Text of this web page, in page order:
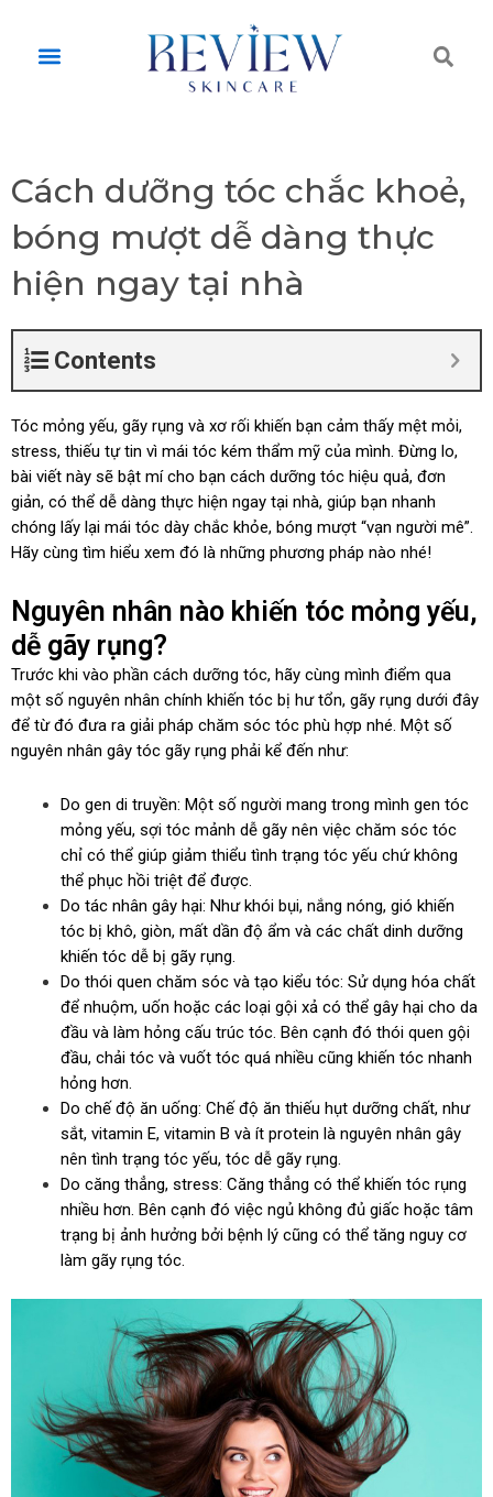
contentMenu
Cách dưỡng tóc chắc khoẻ,
bóng mượt dễ dàng thực
hiện ngay tại nhà
Contents
Tóc mỏng yếu, gãy rụng và xơ rối khiến bạn cảm thấy mệt mỏi,
stress, thiếu tự tin vì mái tóc kém thẩm mỹ của mình. Đừng lo,
bài viết này sẽ bật mí cho bạn cách dưỡng tóc hiệu quả, đơn
giản, có thể dễ dàng thực hiện ngay tại nhà, giúp bạn nhanh
chóng lấy lại mái tóc dày chắc khỏe, bóng mượt “vạn người mê”.
Hãy cùng tìm hiểu xem đó là những phương pháp nào nhé!
Nguyên nhân nào khiến tóc mỏng yếu,
dễ gãy rụng?
Trước khi vào phần cách dưỡng tóc, hãy cùng mình điểm qua
một số nguyên nhân chính khiến tóc bị hư tổn, gãy rụng dưới đây
để từ đó đưa ra giải pháp chăm sóc tóc phù hợp nhé. Một số
nguyên nhân gây tóc gãy rụng phải kể đến như:
Do gen di truyền: Một số người mang trong mình gen tóc
mỏng yếu, sợi tóc mảnh dễ gãy nên việc chăm sóc tóc
chỉ có thể giúp giảm thiểu tình trạng tóc yếu chứ không
thể phục hồi triệt để được.
Do tác nhân gây hại: Như khói bụi, nắng nóng, gió khiến
tóc bị khô, giòn, mất dần độ ẩm và các chất dinh dưỡng
khiến tóc dễ bị gãy rụng.
Do thói quen chăm sóc và tạo kiểu tóc: Sử dụng hóa chất
để nhuộm, uốn hoặc các loại gội xả có thể gây hại cho da
đầu và làm hỏng cấu trúc tóc. Bên cạnh đó thói quen gội
đầu, chải tóc và vuốt tóc quá nhiều cũng khiến tóc nhanh
hỏng hơn.
Do chế độ ăn uống: Chế độ ăn thiếu hụt dưỡng chất, như
sắt, vitamin E, vitamin B và ít protein là nguyên nhân gây
nên tình trạng tóc yếu, tóc dễ gãy rụng.
Do căng thẳng, stress: Căng thẳng có thể khiến tóc rụng
nhiều hơn. Bên cạnh đó việc ngủ không đủ giấc hoặc tâm
trạng bị ảnh hưởng bởi bệnh lý cũng có thể tăng nguy cơ
làm gãy rụng tóc.